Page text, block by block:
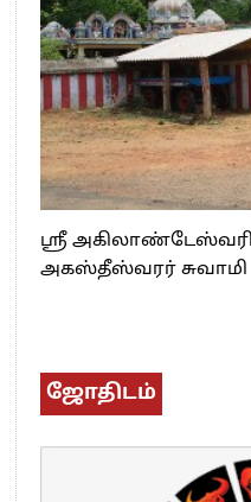
ஸ்ரீ
அகஸ்தீஸ்வரர் சுவாமி
ஜோதிடம்